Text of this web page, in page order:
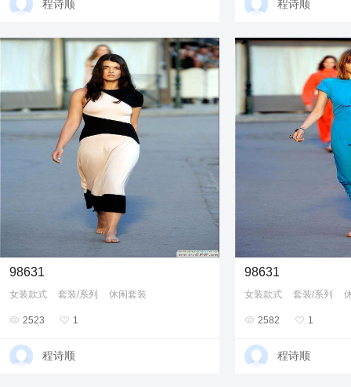
程诗顺 程诗顺
98631
女装款式 套装/系列 休闲套装
 2523  1
程诗顺
98631
女装款式 套装/系列
 2582  1
程诗顺